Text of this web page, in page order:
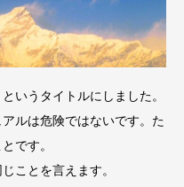
いうタイトルにしました。
ルは危険ではないです。た
です。
ことを言えます。